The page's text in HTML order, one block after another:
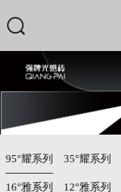
95°耀系列 35°耀系列
16°雅系列 12°雅系列